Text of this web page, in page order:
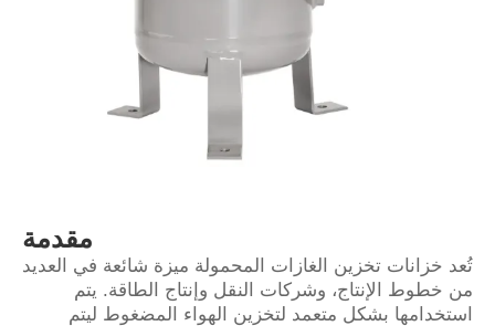
مقدمة
تُعد خزانات تخزين الغازات المحمولة ميزة شائعة في العديد
من خطوط الإنتاج، وشركات النقل وإنتاج الطاقة. يتم
استخدامها بشكل متعمد لتخزين الهواء المضغوط ليتم